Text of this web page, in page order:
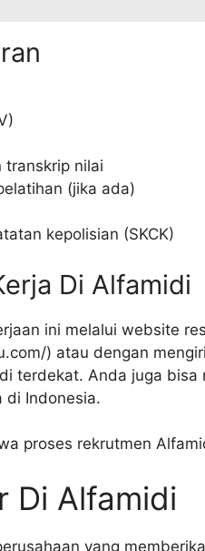
transkrip nilai
(jika ada)
kepolisian (SKCK)
Di Alfamidi
ini melalui website
) atau dengan
terdekat. Anda juga
di Indonesia.
proses rekrutmen
Di Alfamidi
yang